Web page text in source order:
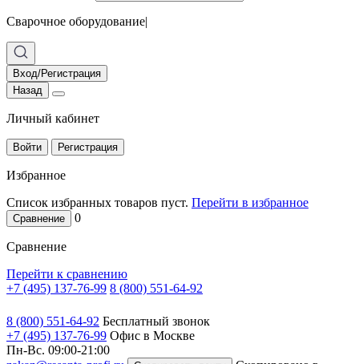
Сварочное оборудование|
Вход/Регистрация
Назад
Личный кабинет
Войти Регистрация
Избранное
Список избранных товаров пуст. Перейти в избранное
Сравнение 0
Сравнение
Перейти к сравнению
+7 (495) 137-76-99 8 (800) 551-64-92
8 (800) 551-64-92 Бесплатный звонок
+7 (495) 137-76-99 Офис в Москве
Пн-Вс. 09:00-21:00